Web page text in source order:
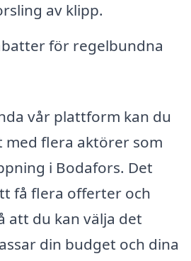
av klipp.
för regelbundna
vår plattform kan du
med flera aktörer som
i Bodafors. Det
få flera offerter och
att du kan välja det
din budget och dina